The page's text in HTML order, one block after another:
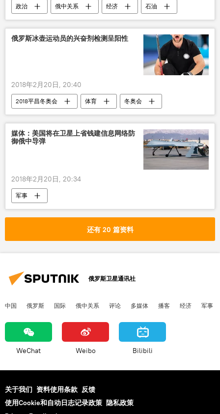
政治 俄中关系 经济 石油
俄罗斯冰壶运动员的兴奋剂检测呈阳性
2018年2月20日, 20:40
2018平昌冬奥会 体育
冬奥会
俄罗斯
媒体：美国将在卫星上省钱建信息网络防
御俄中导弹
2018年2月20日, 20:34
军事
还有 20 篇资料
俄罗斯卫星通讯社
中国 俄罗斯 国际 俄中关系 评论 多媒体 播客 经济 军事
WeChat Weibo Bilibili
关于我们 资料使用条款 反馈
使用Cookie和自动日志记录政策 隐私政策